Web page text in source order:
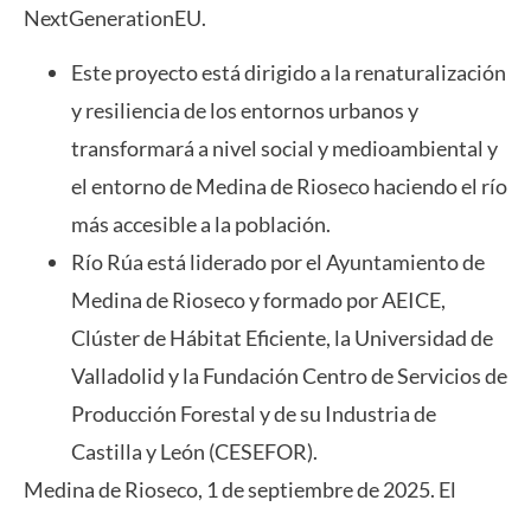
NextGenerationEU.
Este proyecto está dirigido a la renaturalización
y resiliencia de los entornos urbanos y
transformará a nivel social y medioambiental y
el entorno de Medina de Rioseco haciendo el río
más accesible a la población.
Río Rúa está liderado por el Ayuntamiento de
Medina de Rioseco y formado por AEICE,
Clúster de Hábitat Eficiente, la Universidad de
Valladolid y la Fundación Centro de Servicios de
Producción Forestal y de su Industria de
Castilla y León (CESEFOR).
Medina de Rioseco, 1 de septiembre de 2025. El